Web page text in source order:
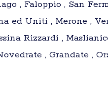
, Faloppio , San
ed Uniti , Merone ,
Rizzardi ,
, Grandate ,